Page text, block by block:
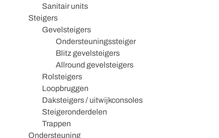
Sanitair units
Steigers
Gevelsteigers
Ondersteuningssteiger
Blitz gevelsteigers
Allround gevelsteigers
Rolsteigers
Loopbruggen
Daksteigers / uitwijkconsoles
Steigeronderdelen
Trappen
Ondersteuning